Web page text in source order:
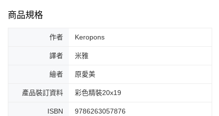
商品規格
作者 Keropons
譯者 米雅
繪者 原愛美
產品裝訂資料 彩色精裝20x19
ISBN 9786263057876